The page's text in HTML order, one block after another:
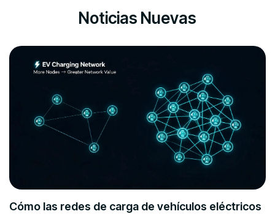
Noticias Nuevas
Cómo las redes de carga de vehículos eléctricos